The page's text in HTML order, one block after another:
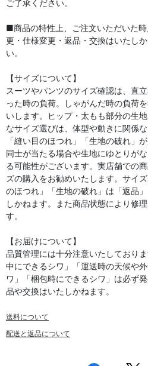
ご了承ください。
■商品の特性上、ご注文いただいた
更・仕様変更・返品・交換はいたし
い。
【サイズについて】
スーツやパンツのサイズ確認は、直
った時の負荷。しゃがんだ時の負荷
いします。ヒップ・太もも部分の生
なサイズ選びは、体型や動きに関係
「縫い目のほつれ」「生地の破れ」
同士が当たる場合や生地にゆとりが
る可能性がございます。実店舗での
ズの購入をお勧めいたします。サイ
のほつれ」「生地の破れ」は「返品
しかねます。また商品状態により修
す。
【お届けについて】
品質管理には十分注意いたしており
中にできるシワ」「運送時の天候や
ワ」「梱包時にできるシワ」は必ず
品や交換はいたしかねます。
送料について
配送と返品について